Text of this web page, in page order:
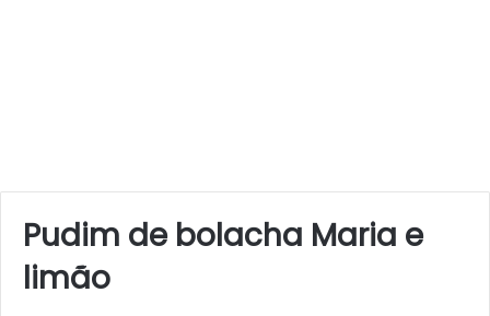
Pudim de bolacha Maria e
limão